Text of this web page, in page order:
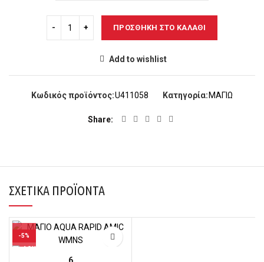
ΠΡΟΣΘΉΚΗ ΣΤΟ ΚΑΛΆΘΙ
Add to wishlist
Κωδικός προϊόντος:U411058 Κατηγορία: ΜΑΓΙΩ
Share
ΣΧΕΤΙΚΆ ΠΡΟΪΌΝΤΑ
-5%
6